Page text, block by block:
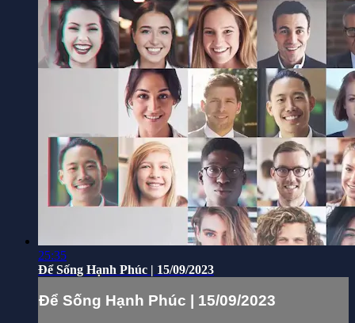
25:35
Để Sống Hạnh Phúc | 15/09/2023
Để Sống Hạnh Phúc | 15/09/2023